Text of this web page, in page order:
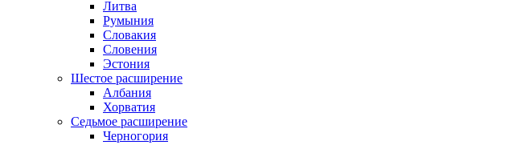
Литва
Румыния
Словакия
Словения
Эстония
Шестое расширение
Албания
Хорватия
Седьмое расширение
Черногория